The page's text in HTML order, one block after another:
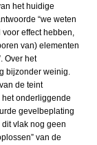
het huidige
“we weten
effect hebben,
van) elementen
Over het
bijzonder weinig.
de teint
onderliggende
gevelbeplating
vlak nog geen
van de